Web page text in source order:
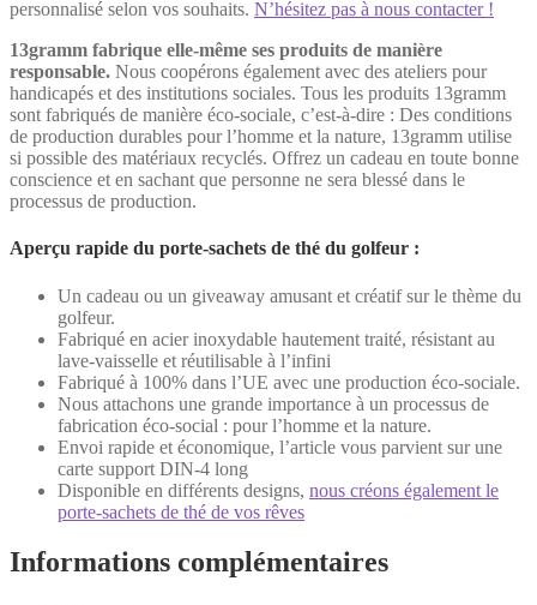
personnalisé selon vos souhaits. N’hésitez pas à nous contacter !
13gramm fabrique elle-même ses produits de manière
responsable. Nous coopérons également avec des ateliers pour
handicapés et des institutions sociales. Tous les produits 13gramm
sont fabriqués de manière éco-sociale, c’est-à-dire : Des conditions
de production durables pour l’homme et la nature, 13gramm utilise
si possible des matériaux recyclés. Offrez un cadeau en toute bonne
conscience et en sachant que personne ne sera blessé dans le
processus de production.
Aperçu rapide du porte-sachets de thé du golfeur :
Un cadeau ou un giveaway amusant et créatif sur le thème du
golfeur.
Fabriqué en acier inoxydable hautement traité, résistant au
lave-vaisselle et réutilisable à l’infini
Fabriqué à 100% dans l’UE avec une production éco-sociale.
Nous attachons une grande importance à un processus de
fabrication éco-social : pour l’homme et la nature.
Envoi rapide et économique, l’article vous parvient sur une
carte support DIN-4 long
Disponible en différents designs, nous créons également le
porte-sachets de thé de vos rêves
Informations complémentaires